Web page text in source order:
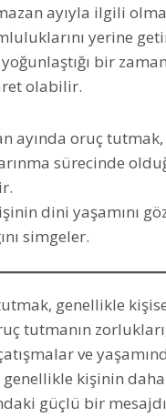
ayıyla ilgili
yerine
bir
olabilir.
ayında oruç
sürecinde
dini yaşamını
simgeler.
genellikle
tutmanın
ve
kişinin
güçlü bir